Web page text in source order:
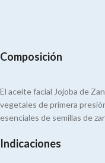
Composición
El aceite facial Jojoba de
vegetales de primera
esenciales de semillas de
Indicaciones